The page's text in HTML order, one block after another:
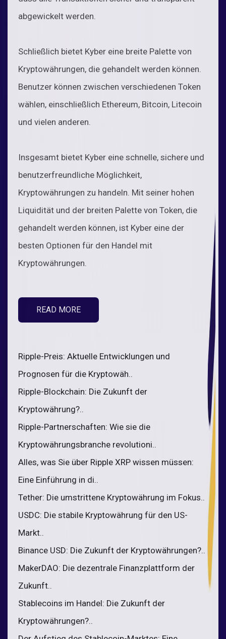
abgewickelt werden.
Schließlich bietet Kyber eine breite Palette von
Kryptowährungen, die gehandelt werden können.
Benutzer können zwischen verschiedenen Token
wählen, einschließlich Ethereum, Bitcoin, Litecoin
und vielen anderen.
Insgesamt bietet Kyber eine schnelle, sichere und
benutzerfreundliche Möglichkeit,
Kryptowährungen zu handeln. Mit seiner hohen
Liquidität und der breiten Palette von Token, die
gehandelt werden können, ist Kyber eine der
besten Optionen für den Handel mit
Kryptowährungen.
READ MORE
Ripple-Preis: Aktuelle Entwicklungen und
Prognosen für die Kryptowäh..
Ripple-Blockchain: Die Zukunft der
Kryptowährung?..
Ripple-Partnerschaften: Wie sie die
Kryptowährungsbranche revolutioni..
Alles, was Sie über Ripple XRP wissen müssen:
Eine Einführung in di..
Tether: Die umstrittene Kryptowährung im Fokus..
USDC: Die stabile Kryptowährung für den US-
Markt..
Binance USD: Die Zukunft der Kryptowährungen?..
MakerDAO: Die dezentrale Finanzplattform der
Zukunft..
Stablecoins im Handel: Die Zukunft der
Kryptowährungen?..